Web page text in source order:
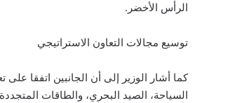
الرأس الأخضر.
توسيع مجالات التعاون الاستراتيجي
كما أشار الوزير إلى أن الجانبين اتفقا
السياحة، الصيد البحري، والطاقات